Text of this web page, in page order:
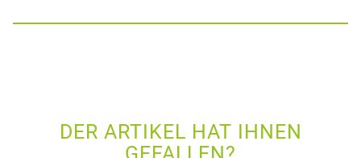
DER ARTIKEL HAT IHNEN